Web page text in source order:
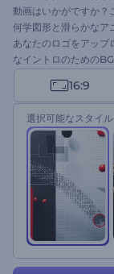
動画はいかがですか？
何学図形と滑らかなア
あなたのロゴをアップ
なイントロのための
宣伝、クリエイティ
のイントロやアウト
与えましょう！
16:9
選択可能なスタイル